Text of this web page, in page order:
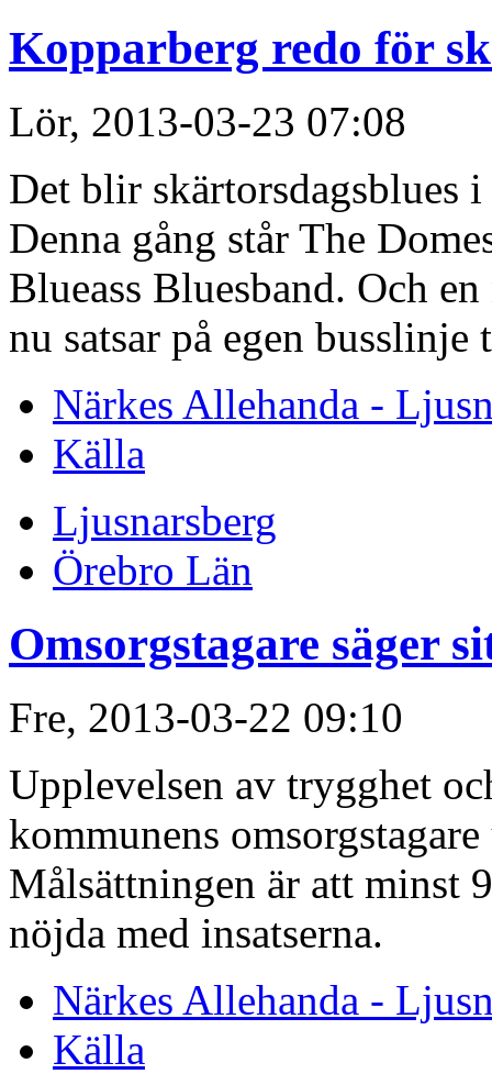
Kopparberg redo för
Lör, 2013-03-23 07:08
Det blir skärtorsdagsblues
Denna gång står The
Blueass Bluesband. Och
nu satsar på egen
Närkes Allehanda -
Källa
Ljusnarsberg
Örebro Län
Omsorgstagare säger
Fre, 2013-03-22 09:10
Upplevelsen av trygghet
kommunens
Målsättningen är att minst
nöjda med insatserna.
Närkes Allehanda -
Källa